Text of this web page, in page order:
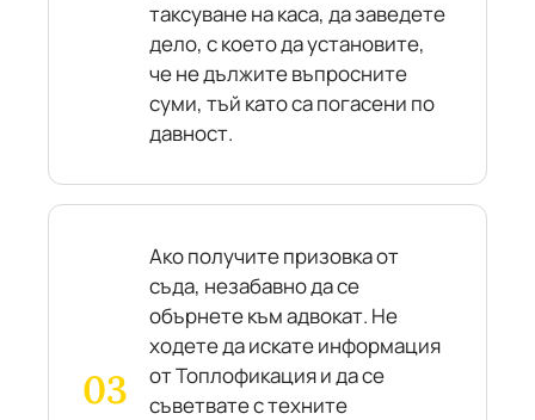
таксуване на каса, да заведете
дело, с което да установите,
че не дължите въпросните
суми, тъй като са погасени по
давност.
Ако получите призовка от
съда, незабавно да се
обърнете към адвокат. Не
ходете да искате информация
от Топлофикация и да се
съветвате с техните